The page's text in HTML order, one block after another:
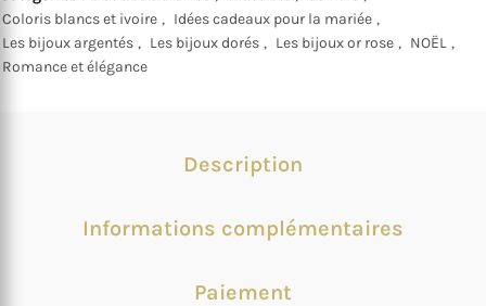
Coloris blancs et ivoire , Idées cadeaux pour la mariée ,
Les bijoux argentés , Les bijoux dorés , Les bijoux or rose , NOËL ,
Romance et élégance
Description
Informations complémentaires
Paiement